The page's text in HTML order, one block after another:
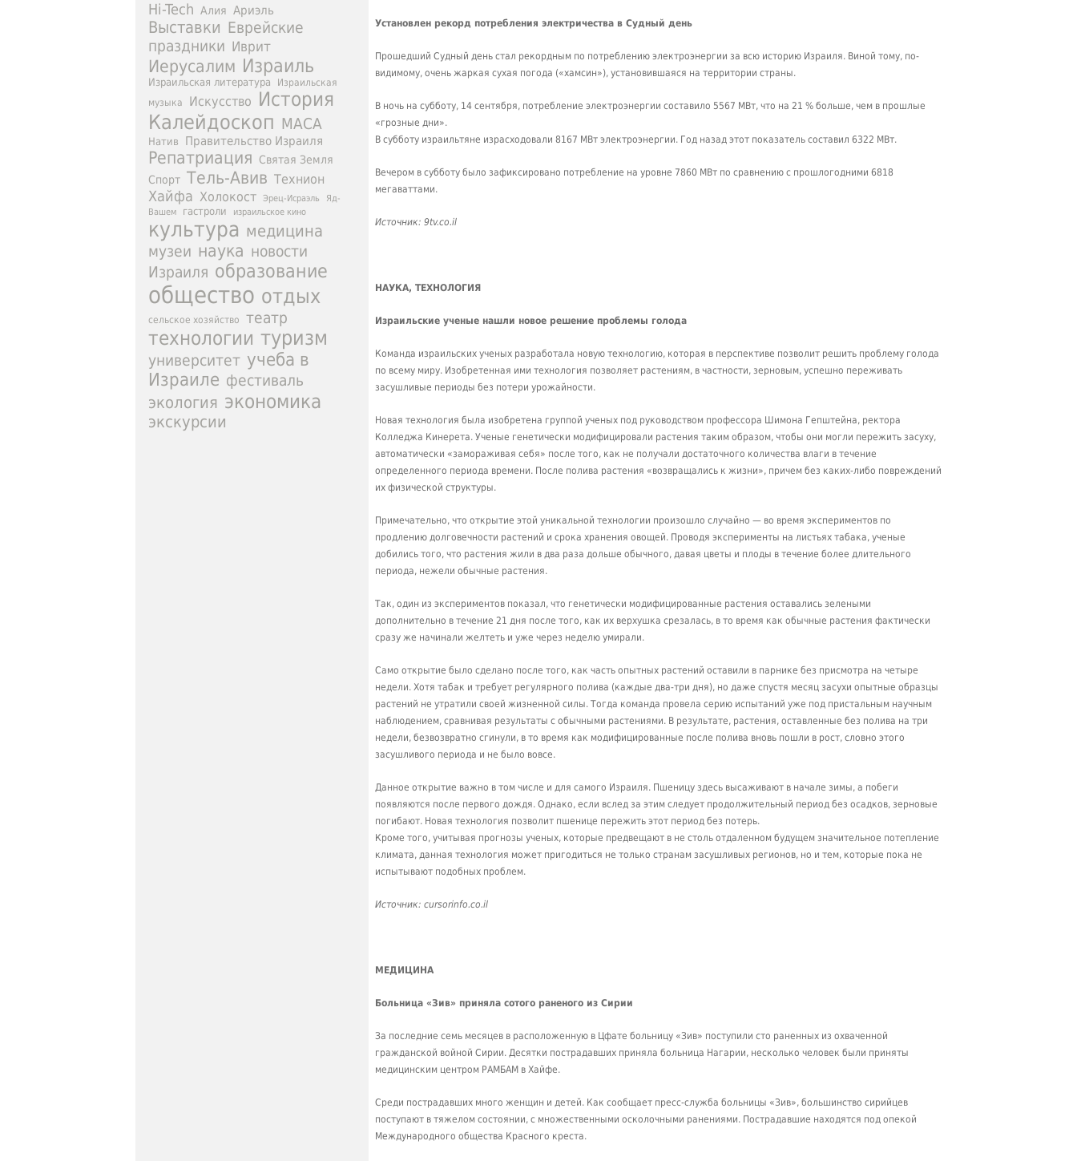
Установлен рекорд потребления электричества в Судный день
Прошедший Судный день стал рекордным по потреблению электроэнергии за всю историю Израиля. Виной тому, по-
видимому, очень жаркая сухая погода («хамсин»), установившаяся на территории страны.
В ночь на субботу, 14 сентября, потребление электроэнергии составило 5567 МВт, что на 21 % больше, чем в прошлые
«грозные дни».
В субботу израильтяне израсходовали 8167 МВт электроэнергии. Год назад этот показатель составил 6322 МВт.
Вечером в субботу было зафиксировано потребление на уровне 7860 МВт по сравнению с прошлогодними 6818
мегаваттами.
Источник: 9tv.co.il
НАУКА, ТЕХНОЛОГИЯ
Израильские ученые нашли новое решение проблемы голода
Команда израильских ученых разработала новую технологию, которая в перспективе позволит решить проблему голода
по всему миру. Изобретенная ими технология позволяет растениям, в частности, зерновым, успешно переживать
засушливые периоды без потери урожайности.
Новая технология была изобретена группой ученых под руководством профессора Шимона Гепштейна, ректора
Колледжа Кинерета. Ученые генетически модифицировали растения таким образом, чтобы они могли пережить засуху,
автоматически «замораживая себя» после того, как не получали достаточного количества влаги в течение
определенного периода времени. После полива растения «возвращались к жизни», причем без каких-либо повреждений
их физической структуры.
Примечательно, что открытие этой уникальной технологии произошло случайно — во время экспериментов по
продлению долговечности растений и срока хранения овощей. Проводя эксперименты на листьях табака, ученые
добились того, что растения жили в два раза дольше обычного, давая цветы и плоды в течение более длительного
периода, нежели обычные растения.
Так, один из экспериментов показал, что генетически модифицированные растения оставались зелеными
дополнительно в течение 21 дня после того, как их верхушка срезалась, в то время как обычные растения фактически
сразу же начинали желтеть и уже через неделю умирали.
Само открытие было сделано после того, как часть опытных растений оставили в парнике без присмотра на четыре
недели. Хотя табак и требует регулярного полива (каждые два-три дня), но даже спустя месяц засухи опытные образцы
растений не утратили своей жизненной силы. Тогда команда провела серию испытаний уже под пристальным научным
наблюдением, сравнивая результаты с обычными растениями. В результате, растения, оставленные без полива на три
недели, безвозвратно сгинули, в то время как модифицированные после полива вновь пошли в рост, словно этого
засушливого периода и не было вовсе.
Данное открытие важно в том числе и для самого Израиля. Пшеницу здесь высаживают в начале зимы, а побеги
появляются после первого дождя. Однако, если вслед за этим следует продолжительный период без осадков, зерновые
погибают. Новая технология позволит пшенице пережить этот период без потерь.
Кроме того, учитывая прогнозы ученых, которые предвещают в не столь отдаленном будущем значительное потепление
климата, данная технология может пригодиться не только странам засушливых регионов, но и тем, которые пока не
испытывают подобных проблем.
Источник: cursorinfo.co.il
МЕДИЦИНА
Больница «Зив» приняла сотого раненого из Сирии
За последние семь месяцев в расположенную в Цфате больницу «Зив» поступили сто раненных из охваченной
гражданской войной Сирии. Десятки пострадавших приняла больница Нагарии, несколько человек были приняты
медицинским центром РАМБАМ в Хайфе.
Среди пострадавших много женщин и детей. Как сообщает пресс-служба больницы «Зив», большинство сирийцев
поступают в тяжелом состоянии, с множественными осколочными ранениями. Пострадавшие находятся под опекой
Международного общества Красного креста.
Hi-Tech Алия Ариэль
Выставки Еврейские
праздники Иврит
Иерусалим Израиль
Израильская литература
Израильская
музыка
Искусство История
Калейдоскоп МАСА
Натив Правительство Израиля
Репатриация
Святая Земля
Спорт Тель-Авив Технион
Хайфа Холокост Эрец-Исраэль
Яд-
Вашем
гастроли израильское кино
культура медицина
музеи наука новости
Израиля образование
общество отдых
сельское хозяйство театр
технологии туризм
университет учеба в
Израиле фестиваль
экология экономика
экскурсии